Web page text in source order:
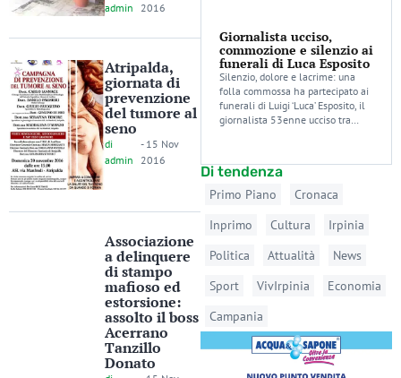
admin
2016
Atripalda,
giornata di
prevenzione
del tumore al
seno
di
admin
- 15 Nov
2016
Associazione
a delinquere
di stampo
mafioso ed
estorsione:
assolto il boss
Acerrano
Tanzillo
Donato
Giornalista ucciso,
commozione e silenzio ai
funerali di Luca Esposito
Silenzio, dolore e lacrime: una
folla commossa ha partecipato ai
funerali di Luigi ‘Luca’ Esposito, il
giornalista 53enne ucciso tra…
Di tendenza
Primo Piano
Cronaca
Inprimo
Cultura
Irpinia
Politica
Attualità
News
Sport
VivIrpinia
Economia
Campania